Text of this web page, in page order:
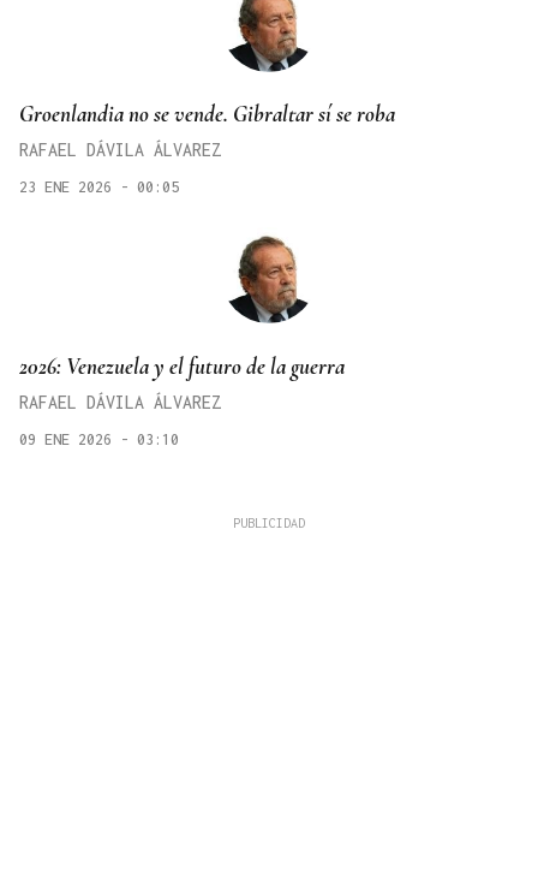
Groenlandia no se vende. Gibraltar sí se roba
RAFAEL DÁVILA ÁLVAREZ
23 ENE 2026 - 00:05
2026: Venezuela y el futuro de la guerra
RAFAEL DÁVILA ÁLVAREZ
09 ENE 2026 - 03:10